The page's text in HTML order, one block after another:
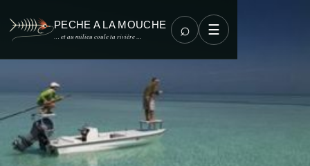
PECHE A LA MOUCHE
… et au milieu coule ta rivière … ⌕ ☰